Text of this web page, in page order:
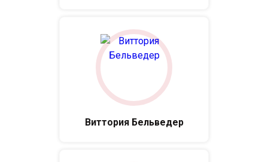
Виттория Бельведер